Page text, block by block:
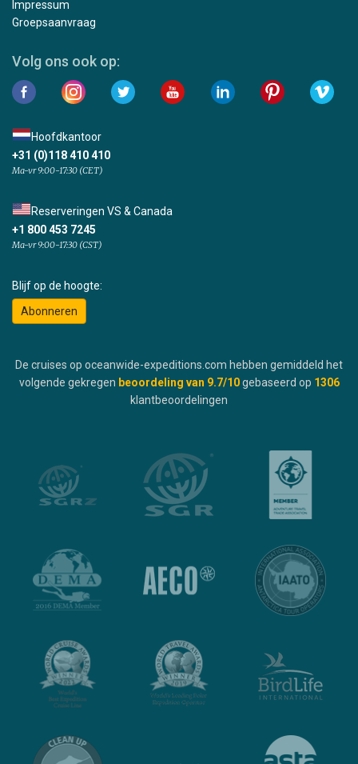
Impressum
Groepsaanvraag
Volg ons ook op:
Hoofdkantoor
+31 (0)118 410 410
Ma-vr 9:00-17:30 (CET)
Reserveringen VS & Canada
+1 800 453 7245
Ma-vr 9:00-17:30 (CST)
Blijf op de hoogte:
Abonneren
De cruises op oceanwide-expeditions.com hebben gemiddeld het
volgende gekregen beoordeling van 9.7/10 gebaseerd op 1306
klantbeoordelingen